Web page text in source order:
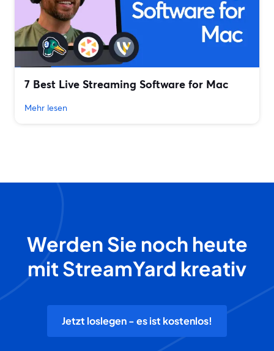
7 Best Live Streaming Software for Mac
Mehr lesen
Werden Sie noch heute
mit StreamYard kreativ
Jetzt loslegen - es ist kostenlos!